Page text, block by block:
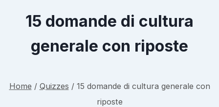
15 domande di cultura
generale con riposte
Home / Quizzes / 15 domande di cultura generale con
riposte